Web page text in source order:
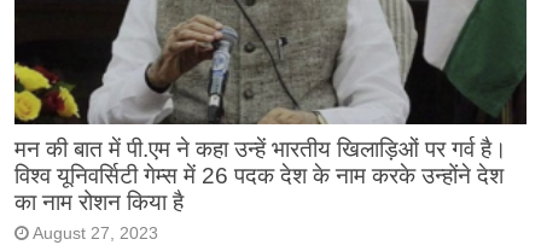
मन की बात में पी.एम ने कहा उन्हें भारतीय खिलाड़िओं पर गर्व है।
विश्व यूनिवर्सिटी गेम्स में 26 पदक देश के नाम करके उन्होंने देश
का नाम रोशन किया है
August 27, 2023